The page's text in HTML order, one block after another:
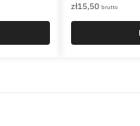
zł15,50 brutto